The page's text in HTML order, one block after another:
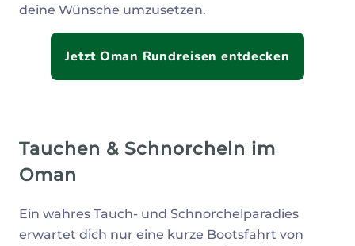
deine Wünsche umzusetzen.
Jetzt Oman Rundreisen entdecken
Tauchen & Schnorcheln im
Oman
Ein wahres Tauch- und Schnorchelparadies
erwartet dich nur eine kurze Bootsfahrt von